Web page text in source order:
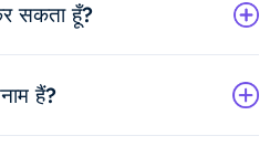
सकता हूँ?
हैं?